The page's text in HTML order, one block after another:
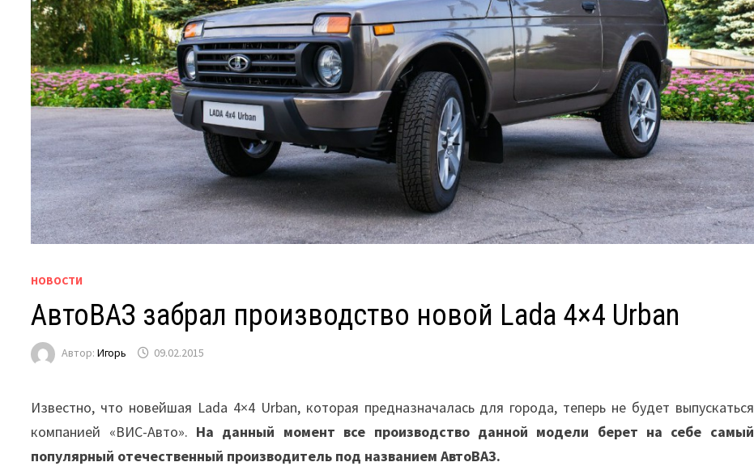
НОВОСТИ
АвтоВАЗ забрал производство новой Lada 4×4 Urban
Автор:Игорь 09.02.2015
Известно, что новейшая Lada 4×4 Urban, которая предназначалась для города, теперь не будет выпускаться
компанией «ВИС-Авто». На данный момент все производство данной модели берет на себе самый
популярный отечественный производитель под названием АвтоВАЗ.